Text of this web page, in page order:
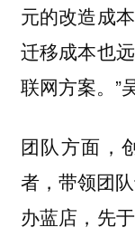
元的改造成
迁移成本也
联网方案。”
团队方面，
者，带领团
办蓝店，先